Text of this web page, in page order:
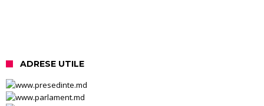
ADRESE UTILE